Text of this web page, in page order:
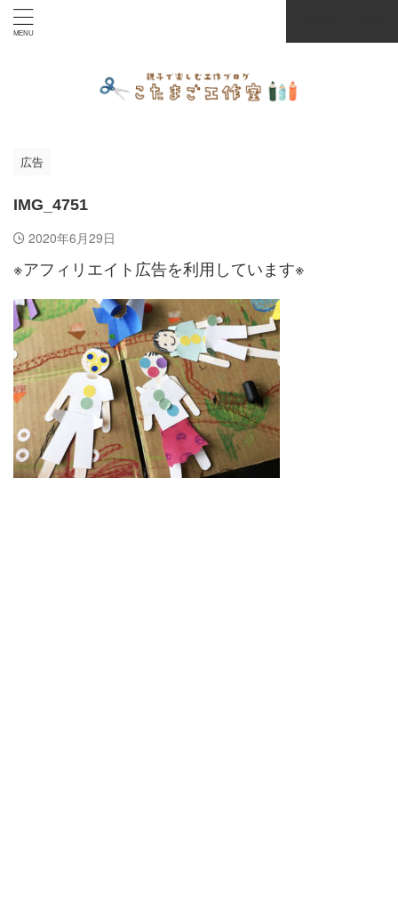
広告
IMG_4751
2020年6月29日
※アフィリエイト広告を利用しています※